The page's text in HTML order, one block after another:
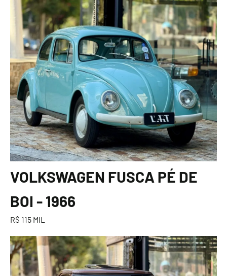
VOLKSWAGEN FUSCA PÉ DE
BOI - 1966
R$ 115 MIL